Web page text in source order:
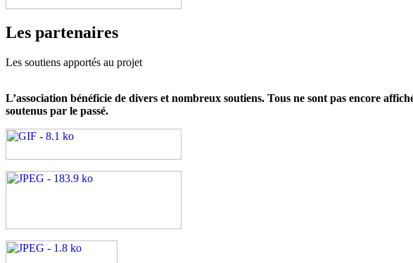
Les partenaires
Les soutiens apportés au projet
L’association bénéficie de divers et nombreux soutiens. Tous ne sont pas encore
soutenus par le passé.